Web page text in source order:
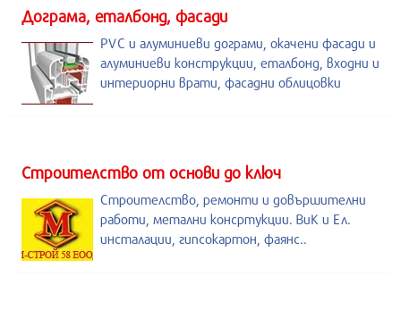
Дограма, еталбонд, фасади
PVC и алуминиеви дограми, окачени фасади и
алуминиеви конструкции, еталбонд, входни и
интериорни врати, фасадни облицовки
Строителство от основи до ключ
Строителство, ремонти и довършителни
работи, метални консртукции. ВиК и Ел.
инсталации, гипсокартон, фаянс..